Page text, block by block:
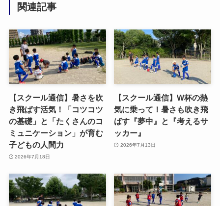
関連記事
【スクール通信】暑さを吹
き飛ばす活気！「コツコツ
の基礎」と「たくさんのコ
ミュニケーション」が育む
子どもの人間力
2026年7月18日
【スクール通信】W杯の熱
気に乗って！暑さも吹き飛
ばす『夢中』と『考えるサ
ッカー』
2026年7月13日